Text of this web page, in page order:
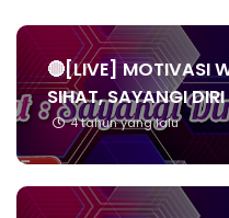
🔴[LIVE] MOTIVASI
SIHAT, SAYANGI
4 tahun yang lalu